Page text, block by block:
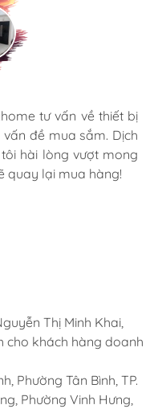
chăm sóc khách tận
đã mua 2 máy rửa bát
ổn định. Ở đây có
tư vấn về thiết bị
đề mua sắm. Dịch
hài lòng vượt mong
quay lại mua hàng!
Thị Minh Khai,
cho khách hàng doanh
Phường Tân Bình, TP.
Phường Vinh Hưng,